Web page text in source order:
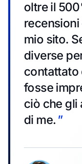
oltre il
recensioni
mio sito.
diverse
contattato
fosse
ciò che gli
di me. ”